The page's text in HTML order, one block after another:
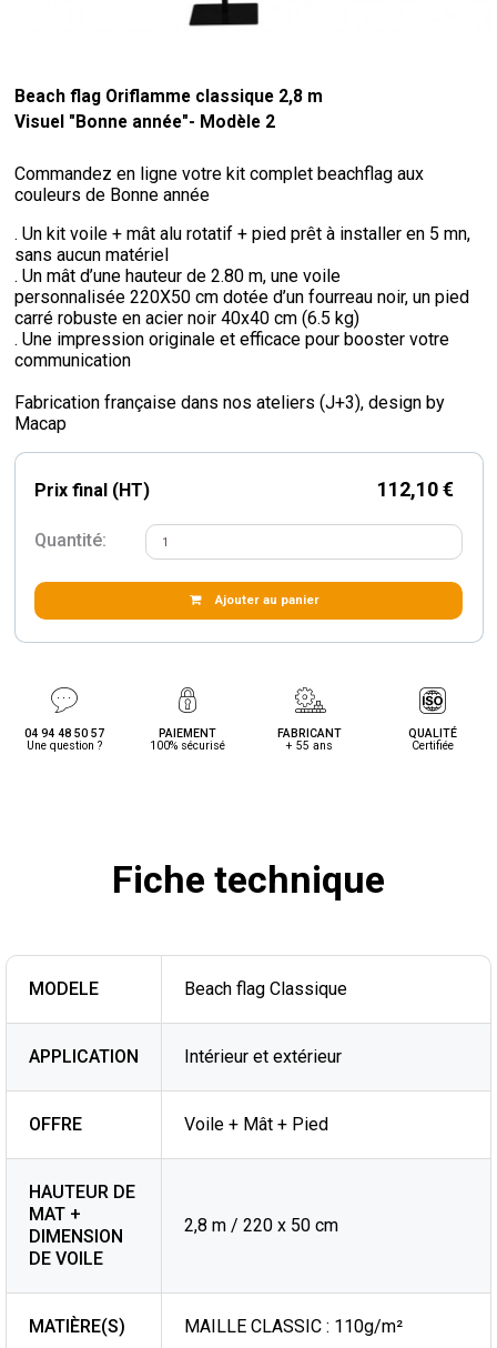
Beach flag Oriflamme classique 2,8 m
Visuel "Bonne année"- Modèle 2
Commandez en ligne votre kit complet beachflag aux
couleurs de Bonne année
. Un kit voile + mât alu rotatif + pied prêt à installer en 5 mn,
sans aucun matériel
. Un mât d’une hauteur de 2.80 m, une voile
personnalisée 220X50 cm dotée d’un fourreau noir, un pied
carré robuste en acier noir 40x40 cm (6.5 kg)
. Une impression originale et efficace pour booster votre
communication
Fabrication française dans nos ateliers (J+3), design by
Macap
Prix final (HT) 112,10 €
Quantité:
Ajouter au panier
04 94 48 50 57
Une question ?
PAIEMENT
100% sécurisé
FABRICANT
+ 55 ans
QUALITÉ
Certifiée
Fiche technique
MODELE Beach flag Classique
APPLICATION Intérieur et extérieur
OFFRE Voile + Mât + Pied
HAUTEUR DE
MAT +
DIMENSION
DE VOILE
2,8 m / 220 x 50 cm
MATIÈRE(S) MAILLE CLASSIC : 110g/m²